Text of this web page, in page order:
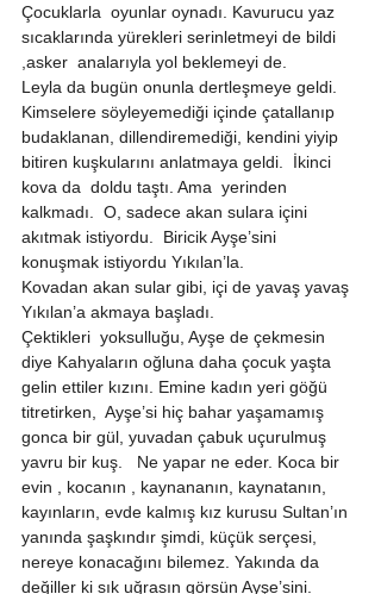
Çocuklarla  oyunlar oynadı. Kavurucu yaz
sıcaklarında yürekleri serinletmeyi de bildi
,asker  analarıyla yol beklemeyi de.
Leyla da bugün onunla dertleşmeye geldi.
Kimselere söyleyemediği içinde çatallanıp
budaklanan, dillendiremediği, kendini yiyip
bitiren kuşkularını anlatmaya geldi.  İkinci
kova da  doldu taştı. Ama  yerinden
kalkmadı.  O, sadece akan sulara içini
akıtmak istiyordu.  Biricik Ayşe’sini
konuşmak istiyordu Yıkılan’la.
Kovadan akan sular gibi, içi de yavaş yavaş
Yıkılan’a akmaya başladı.
Çektikleri  yoksulluğu, Ayşe de çekmesin
diye Kahyaların oğluna daha çocuk yaşta
gelin ettiler kızını. Emine kadın yeri göğü
titretirken,  Ayşe’si hiç bahar yaşamamış
gonca bir gül, yuvadan çabuk uçurulmuş
yavru bir kuş.   Ne yapar ne eder. Koca bir
evin , kocanın , kaynananın, kaynatanın,
kayınların, evde kalmış kız kurusu Sultan’ın
yanında şaşkındır şimdi, küçük serçesi,
nereye konacağını bilemez. Yakında da
değiller ki sık uğrasın görsün Ayşe’sini.